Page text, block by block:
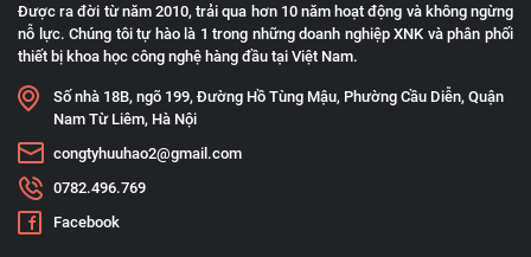
Được ra đời từ năm 2010, trải qua hơn 10 năm hoạt động và không ngừng
nỗ lực. Chúng tôi tự hào là 1 trong những doanh nghiệp XNK và phân phối
thiết bị khoa học công nghệ hàng đầu tại Việt Nam.
Số nhà 18B, ngõ 199, Đường Hồ Tùng Mậu, Phường Cầu Diễn, Quận
Nam Từ Liêm, Hà Nội
congtyhuuhao2@gmail.com
0782.496.769
Facebook